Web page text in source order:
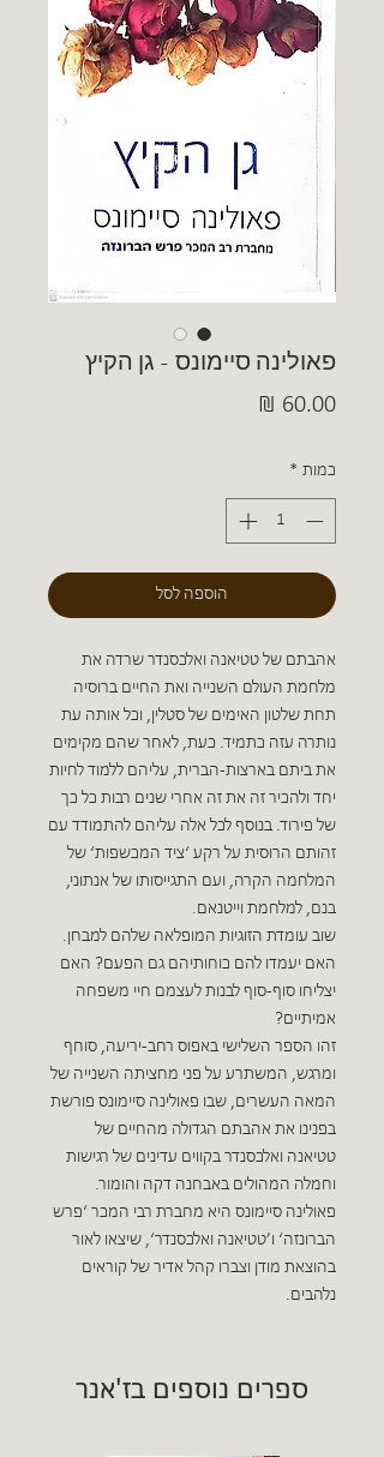
פאולינה סיימונס - גן הקיץ
כמות *
הוספה לסל
אהבתם של טטיאנה ואלכסנדר שרדה את
מלחמת העולם השנייה ואת החיים ברוסיה
תחת שלטון האימים של סטלין, וכל אותה עת
נותרה עזה כתמיד. כעת, לאחר שהם מקימים
את ביתם בארצות-הברית, עליהם ללמוד לחיות
יחד ולהכיר זה את זה אחרי שנים רבות כל כך
של פירוד. בנוסף לכל אלה עליהם להתמודד עם
זהותם הרוסית על רקע ‘ציד המכשפות‘ של
המלחמה הקרה, ועם התגייסותו של אנתוני,
בנם, למלחמת וייטנאם.
שוב עומדת הזוגיות המופלאה שלהם למבחן.
האם יעמדו להם כוחותיהם גם הפעם? האם
יצליחו סוף-סוף לבנות לעצמם חיי משפחה
אמיתיים?
זהו הספר השלישי באפוס רחב-יריעה, סוחף
ומרגש, המשתרע על פני מחציתה השנייה של
המאה העשרים, שבו פאולינה סיימונס פורשת
בפנינו את אהבתם הגדולה מהחיים של
טטיאנה ואלכסנדר בקווים עדינים של רגישות
וחמלה המהולים באבחנה דקה והומור.
פאולינה סיימונס היא מחברת רבי המכר ‘פרש
הברונזה‘ ו’טטיאנה ואלכסנדר‘, שיצאו לאור
בהוצאת מודן וצברו קהל אדיר של קוראים
נלהבים.
ספרים נוספים בז'אנר